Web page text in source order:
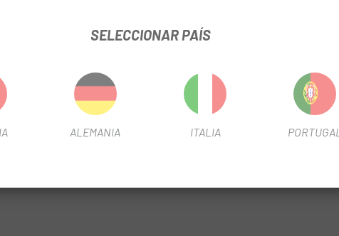
(ancho)
SELECCIONAR PAÍS
ALEMANIA ITALIA PORTUGAL